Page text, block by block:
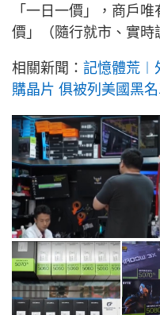
「一日一價」，商戶
價」（隨行就市、實時
相關新聞： 記憶體荒︱
購晶片 俱被列美國黑